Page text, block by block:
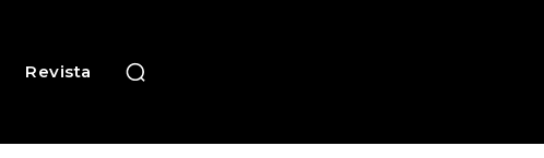
Revista